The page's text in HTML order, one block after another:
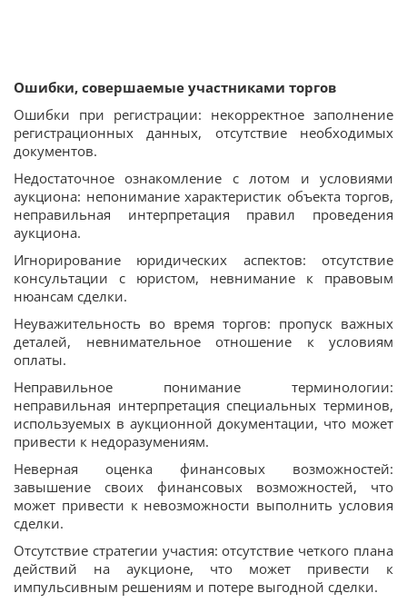
Ошибки, совершаемые участниками торгов
Ошибки при регистрации: некорректное заполнение
регистрационных данных, отсутствие необходимых
документов.
Недостаточное ознакомление с лотом и условиями
аукциона: непонимание характеристик объекта торгов,
неправильная интерпретация правил проведения
аукциона.
Игнорирование юридических аспектов: отсутствие
консультации с юристом, невнимание к правовым
нюансам сделки.
Неуважительность во время торгов: пропуск важных
деталей, невнимательное отношение к условиям
оплаты.
Неправильное понимание терминологии:
неправильная интерпретация специальных терминов,
используемых в аукционной документации, что может
привести к недоразумениям.
Неверная оценка финансовых возможностей:
завышение своих финансовых возможностей, что
может привести к невозможности выполнить условия
сделки.
Отсутствие стратегии участия: отсутствие четкого плана
действий на аукционе, что может привести к
импульсивным решениям и потере выгодной сделки.